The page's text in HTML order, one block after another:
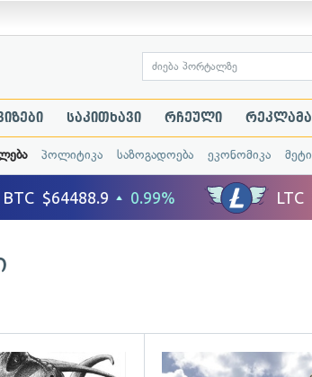
საკითხავი რჩეული რეკლამა
პოლიტიკა საზოგადოება ეკონომიკა მეტი
გადახედვა